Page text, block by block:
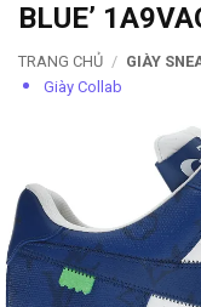
BLUE’
TRANG CHỦ / GIÀY
Giày Collab